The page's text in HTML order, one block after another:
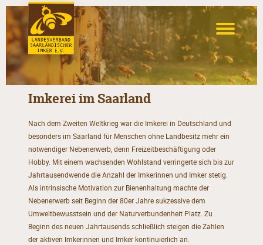
Imkerei im Saarland
Nach dem Zweiten Weltkrieg war die Imkerei in Deutschland und
besonders im Saarland für Menschen ohne Landbesitz mehr ein
notwendiger Nebenerwerb, denn Freizeitbeschäftigung oder
Hobby. Mit einem wachsenden Wohlstand verringerte sich bis zur
Jahrtausendwende die Anzahl der Imkerinnen und Imker stetig.
Als intrinsische Motivation zur Bienenhaltung machte der
Nebenerwerb seit Beginn der 80er Jahre sukzessive dem
Umweltbewusstsein und der Naturverbundenheit Platz. Zu
Beginn des neuen Jahrtausends schließlich steigen die Zahlen
der aktiven Imkerinnen und Imker kontinuierlich an.